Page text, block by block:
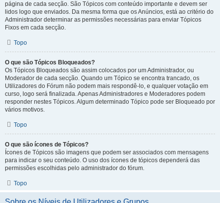
página de cada secção. São Tópicos com conteúdo importante e devem ser
lidos logo que enviados. Da mesma forma que os Anúncios, está ao critério do
Administrador determinar as permissões necessárias para enviar Tópicos
Fixos em cada secção.
Topo
O que são Tópicos Bloqueados?
Os Tópicos Bloqueados são assim colocados por um Administrador, ou
Moderador de cada secção. Quando um Tópico se encontra trancado, os
Utilizadores do Fórum não podem mais respondê-lo, e qualquer votação em
curso, logo será finalizada. Apenas Administradores e Moderadores podem
responder nestes Tópicos. Algum determinado Tópico pode ser Bloqueado por
vários motivos.
Topo
O que são ícones de Tópicos?
Ícones de Tópicos são imagens que podem ser associados com mensagens
para indicar o seu conteúdo. O uso dos ícones de tópicos dependerá das
permissões escolhidas pelo administrador do fórum.
Topo